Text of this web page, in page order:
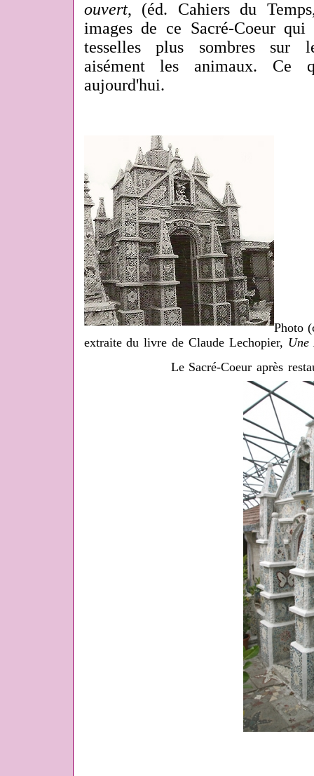
ouvert, (éd. Cahiers du
images de ce Sacré-Coeur
tesselles plus sombres sur
aisément les animaux.
aujourd'hui.
Photo
extraite du livre de Claude Lechopier, Une
Le Sacré-Coeur après